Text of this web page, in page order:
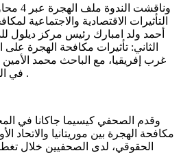
وناقشت
التأثيرات الاقتصادية والاجتماعية
أحمد ولد امبارك رئيس مركز ديلول
الثاني: تأثيرات مكافحة الهجرة على
غرب إفريقيا، مع الباحث محمد
في الجالية الموريتانية في أفريقيا .
وقدم الصحفي كيسيما جاكانا في
مكافحة الهجرة بين موريتانيا والاتحاد
الحقوقي، لدى الصحفيين خلال